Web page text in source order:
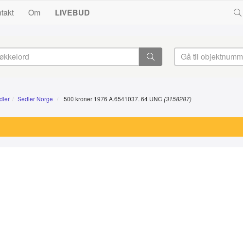
Om LIVEBUD
Sedler Norge 500 kroner 1976 A.6541037. 64 UNC (3158287)